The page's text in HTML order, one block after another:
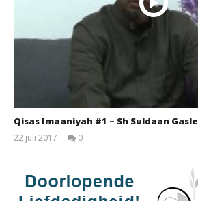
Qisas Imaaniyah #1 – Sh Suldaan Gasle
22 juli 2017
0